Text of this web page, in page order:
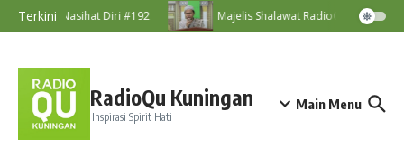
Lewati ke konten
TerkiniNasihat Diri #192 Majelis Shalawat RadioQu Bersama
RadioQu Kuningan
Inspirasi Spirit Hati
Main Menu